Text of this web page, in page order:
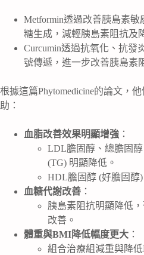
Metformin透過改善胰島素
糖生成，減輕胰島素阻抗及
Curcumin透過抗氧化、抗發
號傳遞，進一步改善胰島素
根據這篇Phytomedicine的論文，
助：
血脂改善效果明顯增強 ：
LDL膽固醇、總膽固
(TG) 明顯降低。
HDL膽固醇 (好膽固醇)
血糖代謝改善 ：
胰島素阻抗明顯降低
改善。
體重與BMI降低幅度更大 ：
組合治療組減重與降